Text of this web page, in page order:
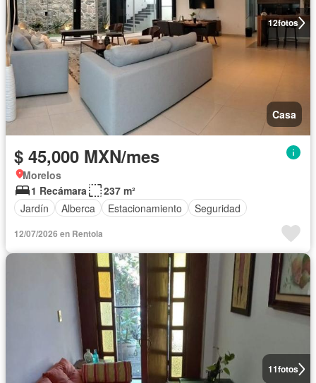
12fotos
Casa
$ 45,000 MXN/mes
Morelos
1 Recámara
237 m²
Jardín
Alberca Estacionamiento Seguridad
12/07/2026 en Rentola
11fotos